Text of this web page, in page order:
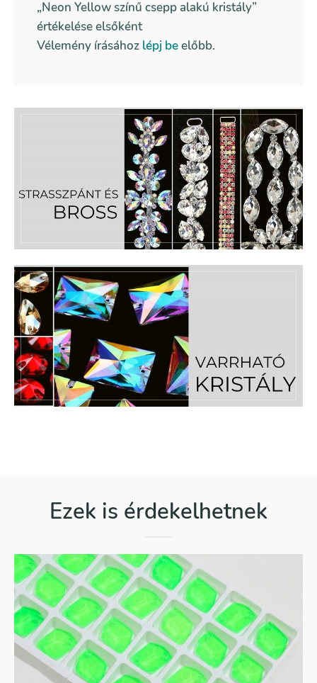
„Neon Yellow színű csepp alakú kristály”
értékelése elsőként
Vélemény írásához lépj beelőbb.
Ezek is érdekelhetnek